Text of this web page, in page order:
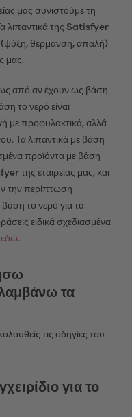
μας συνιστούμε τη
λιπαντικά της Satisfyer
(ψύξη, θέρμανση, απαλή)
μας.
από αν έχουν ως βάση
το νερό είναι
με προφυλακτικά, αλλά
Τα λιπαντικά με βάση
προϊόντα με βάση
της εταιρείας μας, και
την περίπτωση
το νερό για τα
ειδικά σχεδιασμένα
εδώ.
τα
τις οδηγίες του
για το